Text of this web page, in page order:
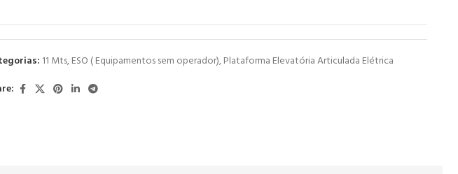
11 Mts,ESO ( Equipamentos sem operador),Plataforma Elevatória Articulada Elétrica